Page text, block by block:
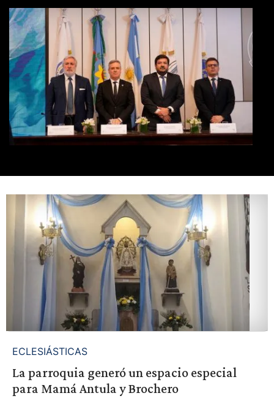
ECLESIÁSTICAS
La parroquia generó un espacio especial
para Mamá Antula y Brochero